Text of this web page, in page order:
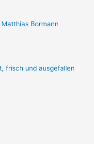
Bormann
frisch und ausgefallen